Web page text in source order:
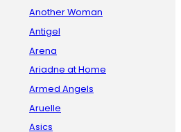
Another Woman
Antigel
Arena
Ariadne at Home
Armed Angels
Aruelle
Asics